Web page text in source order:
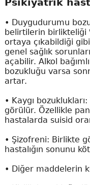
Psikiyatrik
• Duygudurumu
belirtilerin birlikteliği
ortaya çıkabildiği
genel sağlık
açabilir. Alkol
bozukluğu varsa
artar.
• Kaygı
görülür. Özellikle
hastalarda suisid
• Şizofreni: Birlikte
hastalığın sonunu
• Diğer maddelerin